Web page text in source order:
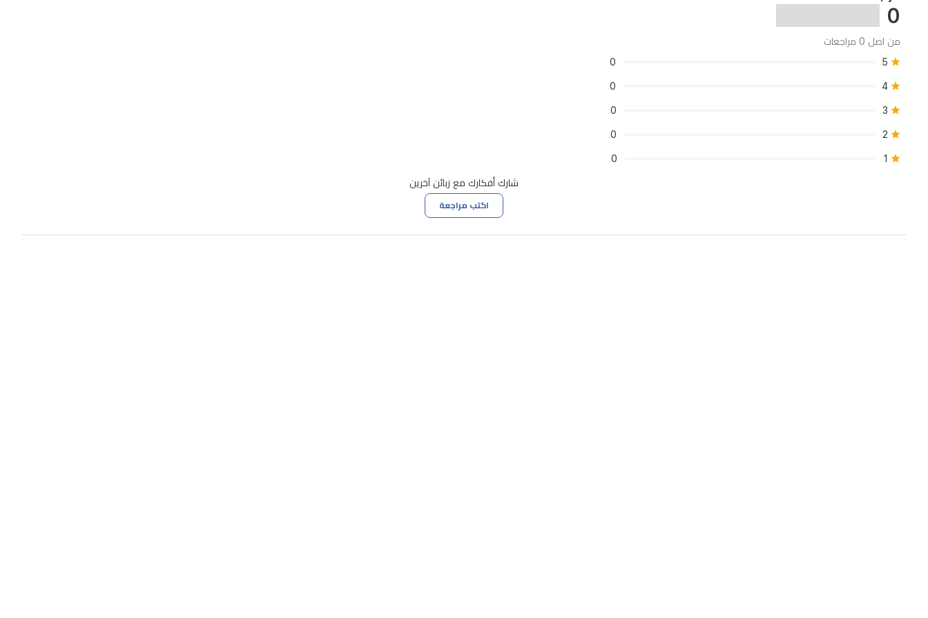
الاحتياطي،
ونقل
البيانات،
والتخزين
يجمع
بين
0
من اصل 0 مراجعات
5
0
4
0
3
0
2
0
1
0
شارك أفكارك مع زبائن آخرين
اكتب مراجعة